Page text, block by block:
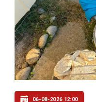
06-08-2026 12:00